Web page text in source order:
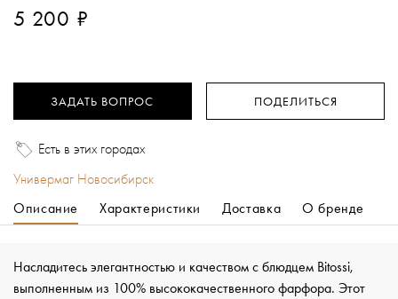
5 200 ₽
ЗАДАТЬ ВОПРОС ПОДЕЛИТЬСЯ
Есть в этих городах
Универмаг Новосибирск
Описание
Характеристики Доставка О бренде
Насладитесь элегантностью и качеством с блюдцем Bitossi,
выполненным из 100% высококачественного фарфора. Этот